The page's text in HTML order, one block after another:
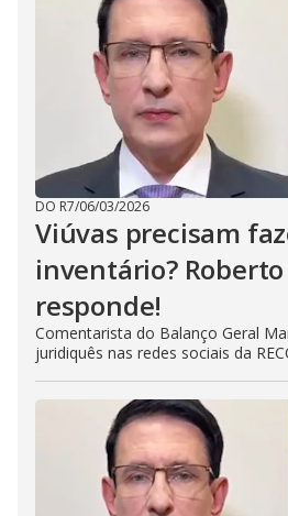
DO R7/06/03/2026
Viúvas precisam
inventário?
responde!
Comentarista do Balanço Geral
juridiquês nas redes sociais da